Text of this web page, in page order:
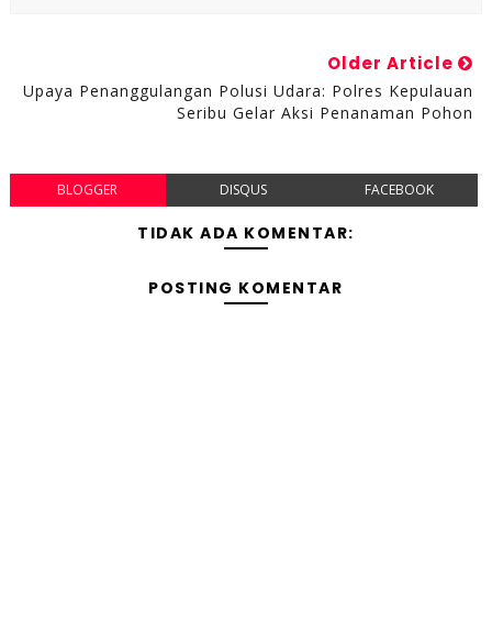
Older Article
Upaya Penanggulangan Polusi Udara: Polres Kepulauan
Seribu Gelar Aksi Penanaman Pohon
BLOGGER DISQUS FACEBOOK
TIDAK ADA KOMENTAR:
POSTING KOMENTAR